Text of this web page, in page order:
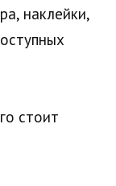
наклейки,
стоит